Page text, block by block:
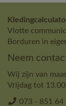
Vlotte
Borduren in
Neem
Wij zijn van
Vrijdag tot
073 - 851 64